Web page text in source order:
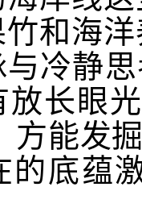
和海
冷静
放长眼
方能发
的底蕴